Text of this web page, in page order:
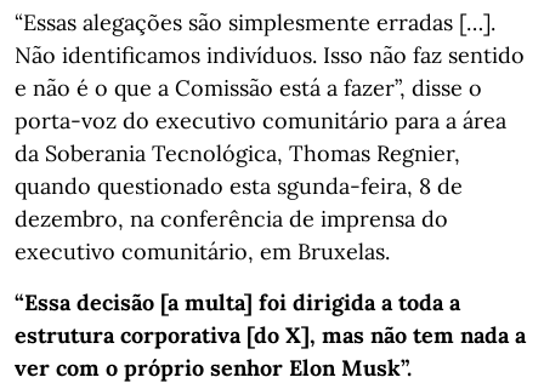
“Essas alegações são simplesmente erradas […].
Não identificamos indivíduos. Isso não faz sentido
e não é o que a Comissão está a fazer”, disse o
porta-voz do executivo comunitário para a área
da Soberania Tecnológica, Thomas Regnier,
quando questionado esta sgunda-feira, 8 de
dezembro, na conferência de imprensa do
executivo comunitário, em Bruxelas.
“Essa decisão [a multa] foi dirigida a toda a
estrutura corporativa [do X], mas não tem nada a
ver com o próprio senhor Elon Musk”.